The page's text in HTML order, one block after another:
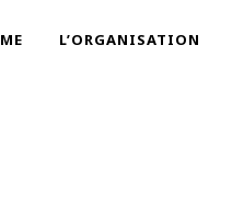
L’ORGANISATION